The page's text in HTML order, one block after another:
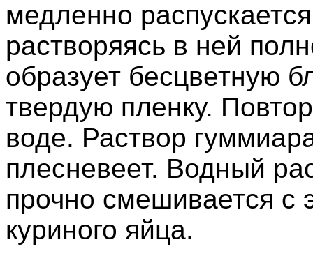
медленно
растворяясь в ней
образует бесцветную
твердую пленку.
воде. Раствор
плесневеет. Водный
прочно смешивается с
куриного яйца.